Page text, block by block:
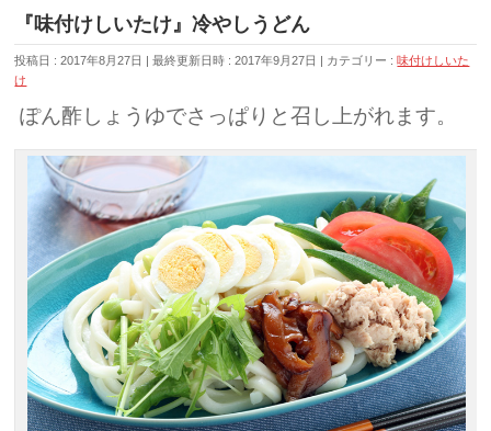
『味付けしいたけ』冷やしうどん
投稿日 : 2017年8月27日 最終更新日時 : 2017年9月27日 カテゴリー :味付けしいた
け
ぽん酢しょうゆでさっぱりと召し上がれます。